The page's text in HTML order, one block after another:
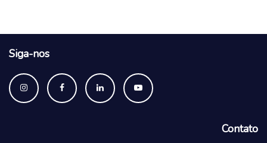
Siga-nos
Contato